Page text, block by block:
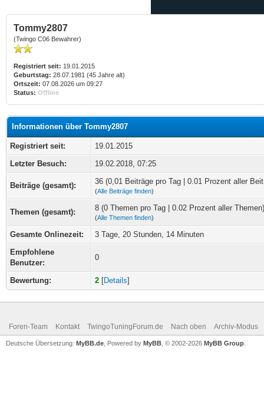
Tommy2807
(Twingo C06 Bewahrer)
Registriert seit: 19.01.2015
Geburtstag: 28.07.1981 (45 Jahre alt)
Ortszeit: 07.08.2026 um 09:27
Status: Offline
Informationen über Tommy2807
Registriert seit:
19.01.2015
Letzter Besuch:
19.02.2018, 07:25
Beiträge (gesamt): 36 (0,01 Beiträge pro Tag | 0.01 Prozent aller
(Alle Beiträge finden)
Themen (gesamt): 8 (0 Themen pro Tag | 0.02 Prozent aller Themen)
(Alle Themen finden)
Gesamte Onlinezeit:
3 Tage, 20 Stunden, 14 Minuten
Empfohlene
Benutzer:
0
Bewertung: 2 [Details]
Foren-Team Kontakt TwingoTuningForum.de Nach oben Archiv-Modus
Deutsche Übersetzung: MyBB.de , Powered by MyBB , © 2002-2026 MyBB Group